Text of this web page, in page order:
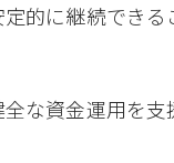
的に継続できる
な資金運用を